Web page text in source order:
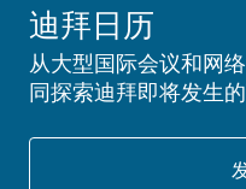
迪拜日历
从大型国际会议和网
同探索迪拜即将发生